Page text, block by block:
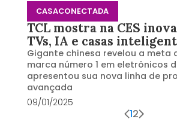
CASACONECTADA
TCL mostra na CES
TVs, IA e casas
Gigante chinesa revelou a meta
marca número 1 em eletrônicos
apresentou sua nova linha de
avançada
09/01/2025
12